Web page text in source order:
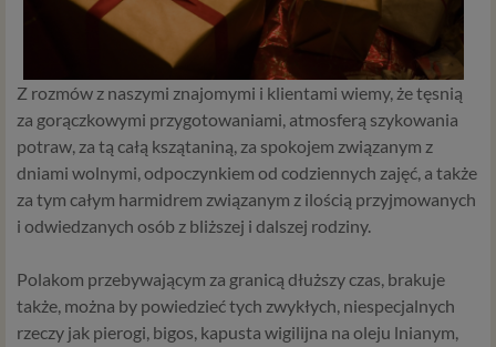
Z rozmów z naszymi znajomymi i klientami wiemy, że tęsnią
za gorączkowymi przygotowaniami, atmosferą szykowania
potraw, za tą całą kszątaniną, za spokojem związanym z
dniami wolnymi, odpoczynkiem od codziennych zajęć, a także
za tym całym harmidrem związanym z ilością przyjmowanych
i odwiedzanych osób z bliższej i dalszej rodziny.
Polakom przebywającym za granicą dłuższy czas, brakuje
także, można by powiedzieć tych zwykłych, niespecjalnych
rzeczy jak pierogi, bigos, kapusta wigilijna na oleju lnianym,